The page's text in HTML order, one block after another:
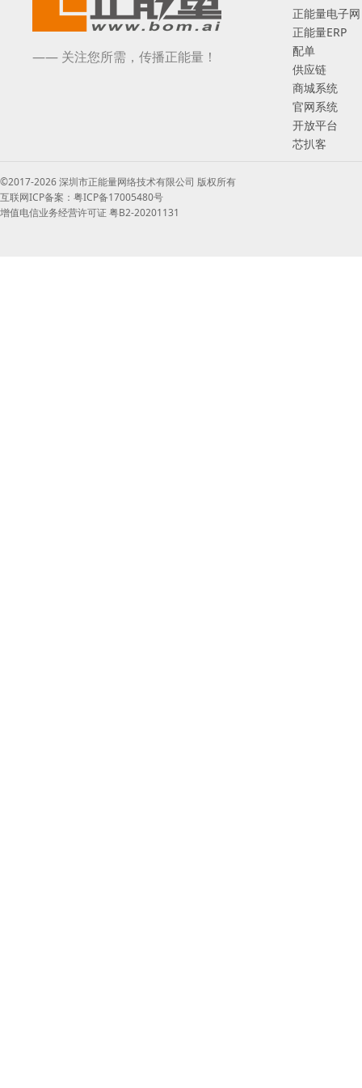
—— 关注您所需，传播正能量！
正能量电子网
正能量ERP
配单
供应链
商城系统
官网系统
开放平台
芯扒客
©2017-2026 深圳市正能量网络技术有限公司 版权所有
互联网ICP备案：粤ICP备17005480号
增值电信业务经营许可证 粤B2-20201131